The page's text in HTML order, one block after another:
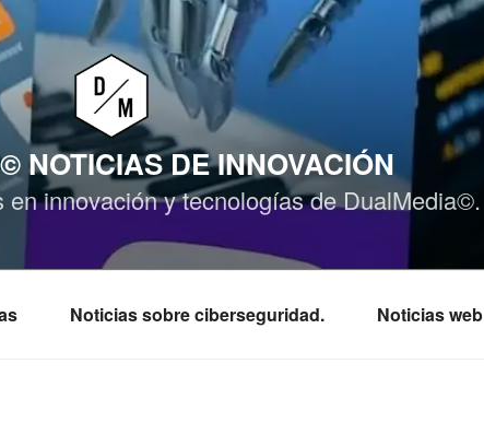
NOTICIAS DE INNOVACIÓN
en innovación y tecnologías de DualMedia©.
Noticias sobre ciberseguridad. Noticias web